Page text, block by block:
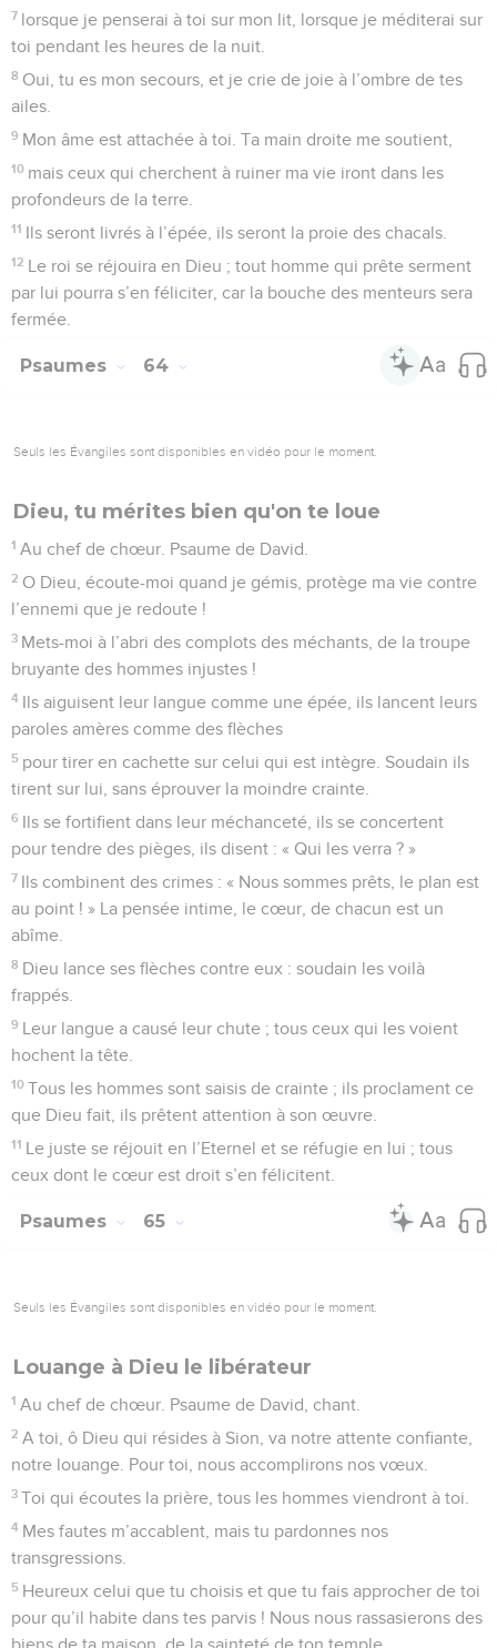
7 lorsque je penserai à toi sur mon lit, lorsque je méditerai sur
toi pendant les heures de la nuit.
8 Oui, tu es mon secours, et je crie de joie à l’ombre de tes
ailes.
9 Mon âme est attachée à toi. Ta main droite me soutient,
10 mais ceux qui cherchent à ruiner ma vie iront dans les
profondeurs de la terre.
11 Ils seront livrés à l’épée, ils seront la proie des chacals.
12 Le roi se réjouira en Dieu ; tout homme qui prête serment
par lui pourra s’en féliciter, car la bouche des menteurs sera
fermée.
Psaumes 64
Seuls les Évangiles sont disponibles en vidéo pour le moment.
Dieu, tu mérites bien qu'on te loue
1 Au chef de chœur. Psaume de David.
2 O Dieu, écoute-moi quand je gémis, protège ma vie contre
l’ennemi que je redoute !
3 Mets-moi à l’abri des complots des méchants, de la troupe
bruyante des hommes injustes !
4 Ils aiguisent leur langue comme une épée, ils lancent leurs
paroles amères comme des flèches
5 pour tirer en cachette sur celui qui est intègre. Soudain ils
tirent sur lui, sans éprouver la moindre crainte.
6 Ils se fortifient dans leur méchanceté, ils se concertent
pour tendre des pièges, ils disent : « Qui les verra ? »
7 Ils combinent des crimes : « Nous sommes prêts, le plan est
au point ! » La pensée intime, le cœur, de chacun est un
abîme.
8 Dieu lance ses flèches contre eux : soudain les voilà
frappés.
9 Leur langue a causé leur chute ; tous ceux qui les voient
hochent la tête.
10 Tous les hommes sont saisis de crainte ; ils proclament ce
que Dieu fait, ils prêtent attention à son œuvre.
11 Le juste se réjouit en l’Eternel et se réfugie en lui ; tous
ceux dont le cœur est droit s’en félicitent.
Psaumes 65
Seuls les Évangiles sont disponibles en vidéo pour le moment.
Louange à Dieu le libérateur
1 Au chef de chœur. Psaume de David, chant.
2 A toi, ô Dieu qui résides à Sion, va notre attente confiante,
notre louange. Pour toi, nous accomplirons nos vœux.
3 Toi qui écoutes la prière, tous les hommes viendront à toi.
4 Mes fautes m’accablent, mais tu pardonnes nos
transgressions.
5 Heureux celui que tu choisis et que tu fais approcher de toi
pour qu’il habite dans tes parvis ! Nous nous rassasierons des
biens de ta maison, de la sainteté de ton temple.